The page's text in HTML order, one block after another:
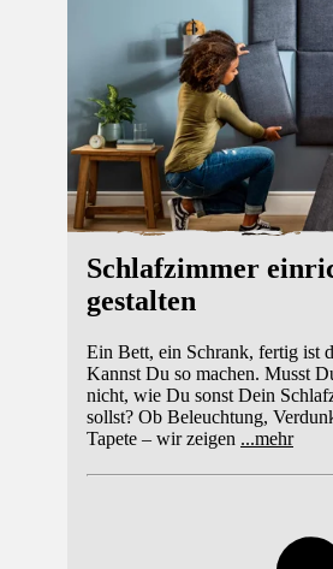
Schlafzimmer
gestalten
Ein Bett, ein Schrank, fertig ist
Kannst Du so machen. Musst
nicht, wie Du sonst Dein
sollst? Ob Beleuchtung,
Tapete – wir zeigen ...mehr